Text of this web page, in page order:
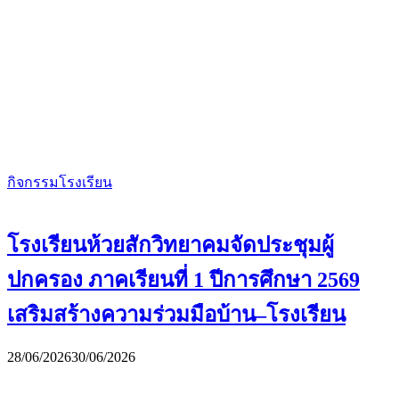
กิจกรรมโรงเรียน
โรงเรียนห้วยสักวิทยาคมจัดประชุมผู้
ปกครอง ภาคเรียนที่ 1 ปีการศึกษา 2569
เสริมสร้างความร่วมมือบ้าน–โรงเรียน
28/06/202630/06/2026